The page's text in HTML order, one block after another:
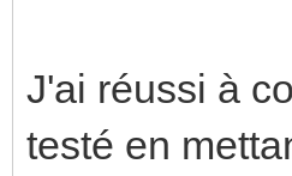
J'ai réussi à
testé en